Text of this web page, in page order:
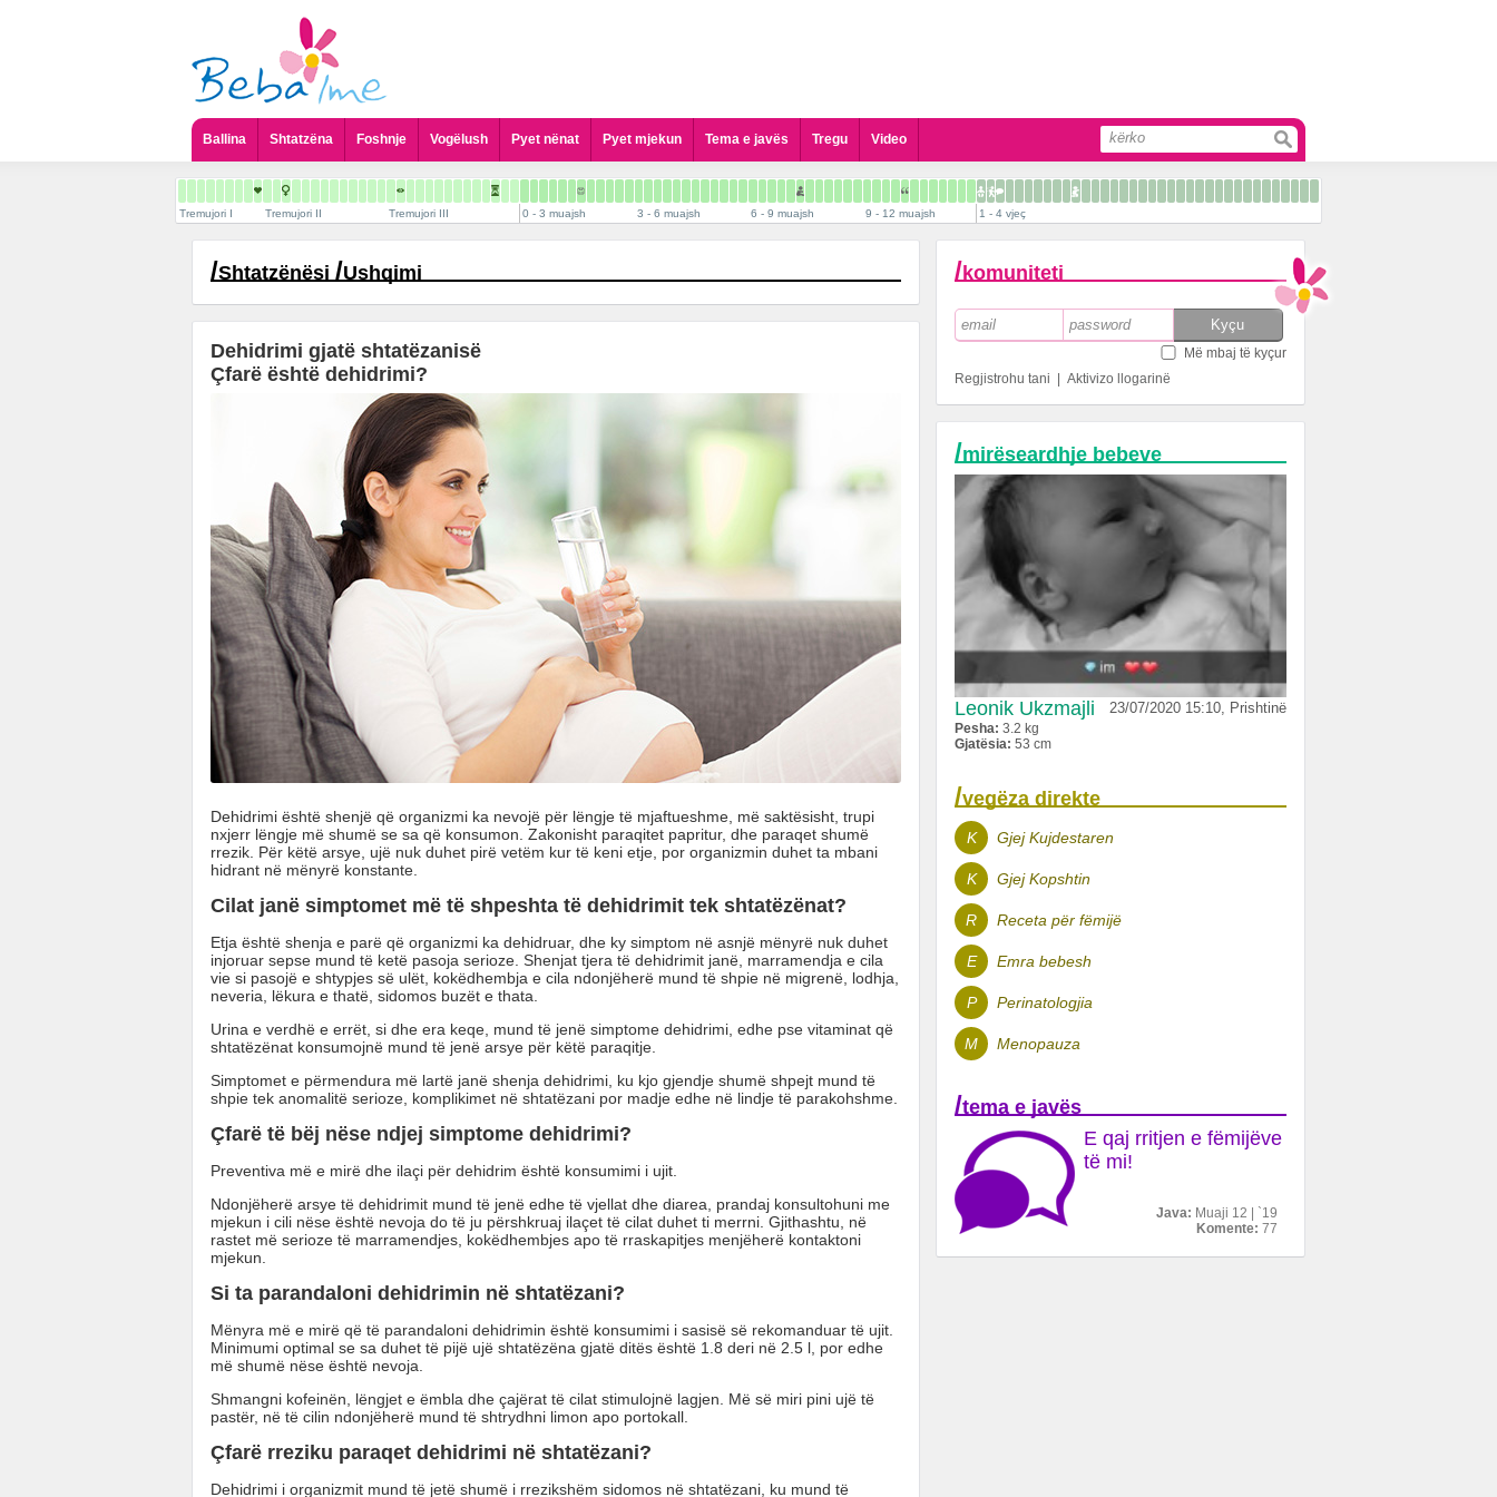
Ballina Shtatzëna Foshnje Vogëlush Pyet nënat Pyet mjekun
Pyet Gjinekologun
Pyet Pediatrin
Tema e javës Tregu Video
Tremujori I Tremujori II Tremujori III 0 - 3 muajsh 3 - 6 muajsh 6 - 9 muajsh 9 - 12 muajsh 1 - 4 vjeç
/Shtatzënësi /Ushqimi
Dehidrimi gjatë shtatëzanisë
Çfarë është dehidrimi?
Dehidrimi është shenjë që organizmi ka nevojë për lëngje të mjaftueshme, më saktësisht, trupi
nxjerr lëngje më shumë se sa që konsumon. Zakonisht paraqitet papritur, dhe paraqet shumë
rrezik. Për këtë arsye, ujë nuk duhet pirë vetëm kur të keni etje, por organizmin duhet ta mbani
hidrant në mënyrë konstante.
Cilat janë simptomet më të shpeshta të dehidrimit tek shtatëzënat?
Etja është shenja e parë që organizmi ka dehidruar, dhe ky simptom në asnjë mënyrë nuk duhet
injoruar sepse mund të ketë pasoja serioze. Shenjat tjera të dehidrimit janë, marramendja e cila
vie si pasojë e shtypjes së ulët, kokëdhembja e cila ndonjëherë mund të shpie në migrenë, lodhja,
neveria, lëkura e thatë, sidomos buzët e thata.
Urina e verdhë e errët, si dhe era keqe, mund të jenë simptome dehidrimi, edhe pse vitaminat që
shtatëzënat konsumojnë mund të jenë arsye për këtë paraqitje.
Simptomet e përmendura më lartë janë shenja dehidrimi, ku kjo gjendje shumë shpejt mund të
shpie tek anomalitë serioze, komplikimet në shtatëzani por madje edhe në lindje të parakohshme.
Çfarë të bëj nëse ndjej simptome dehidrimi?
Preventiva më e mirë dhe ilaçi për dehidrim është konsumimi i ujit.
Ndonjëherë arsye të dehidrimit mund të jenë edhe të vjellat dhe diarea, prandaj konsultohuni me
mjekun i cili nëse është nevoja do të ju përshkruaj ilaçet të cilat duhet ti merrni. Gjithashtu, në
rastet më serioze të marramendjes, kokëdhembjes apo të rraskapitjes menjëherë kontaktoni
mjekun.
Si ta parandaloni dehidrimin në shtatëzani?
Mënyra më e mirë që të parandaloni dehidrimin është konsumimi i sasisë së rekomanduar të ujit.
Minimumi optimal se sa duhet të pijë ujë shtatëzëna gjatë ditës është 1.8 deri në 2.5 l, por edhe
më shumë nëse është nevoja.
Shmangni kofeinën, lëngjet e ëmbla dhe çajërat të cilat stimulojnë lagjen. Më së miri pini ujë të
pastër, në të cilin ndonjëherë mund të shtrydhni limon apo portokall.
Çfarë rreziku paraqet dehidrimi në shtatëzani?
Dehidrimi i organizmit mund të jetë shumë i rrezikshëm sidomos në shtatëzani, ku mund të
/komuniteti
Më mbaj të kyçur
Regjistrohu tani
Aktivizo llogarinë
/mirëseardhje bebeve
Leonik Ukzmajli 23/07/2020 15:10, Prishtinë
Pesha: 3.2 kg
Gjatësia: 53 cm
/vegëza direkte
K Gjej Kujdestaren
K Gjej Kopshtin
R Receta për fëmijë
E Emra bebesh
P Perinatologjia
M Menopauza
/tema e javës
E qaj rritjen e fëmijëve
të mi!
Java: Muaji 12 | `19
Komente: 77